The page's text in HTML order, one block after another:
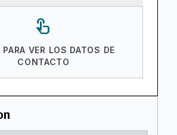
touch_app
VER LOS DATOS DE
CONTACTO